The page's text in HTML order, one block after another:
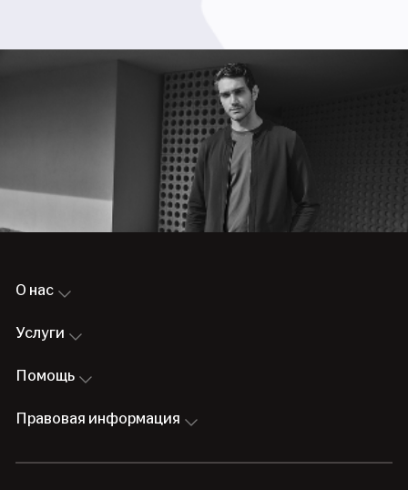
О нас
Услуги
Помощь
Правовая информация